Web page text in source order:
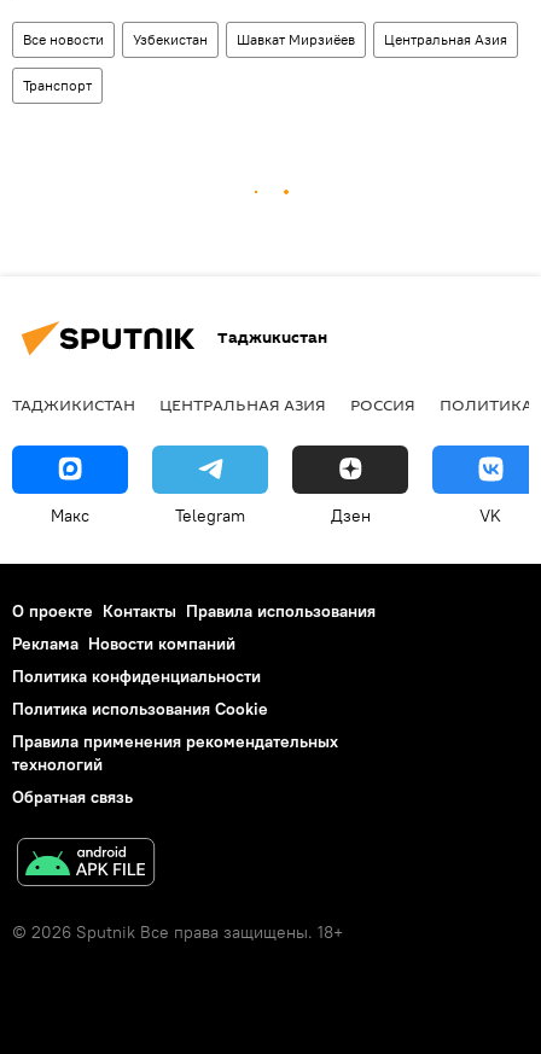
Все новости Узбекистан Шавкат Мирзиёев Центральная Азия
Транспорт
Таджикистан
ТАДЖИКИСТАН ЦЕНТРАЛЬНАЯ АЗИЯ РОССИЯ ПОЛИТИКА
Макс Telegram Дзен VK
О проекте Контакты Правила использования
Реклама Новости компаний
Политика конфиденциальности
Политика использования Cookie
Правила применения рекомендательных
технологий
Обратная связь
© 2026 Sputnik Все права защищены. 18+